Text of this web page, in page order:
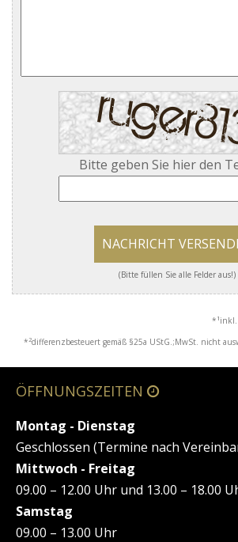
Bitte geben Sie hier den
NACHRICHT
(Bitte füllen Sie alle Felder aus!)
* 1 inkl.
*2differenzbesteuert gemäß §25a UStG.;MwSt. nicht
ÖFFNUNGSZEITEN
Montag - Dienstag
Geschlossen (Termine nach
Mittwoch - Freitag
09.00 – 12.00 Uhr und 13.00 – 18.00
Samstag
09.00 – 13.00 Uhr